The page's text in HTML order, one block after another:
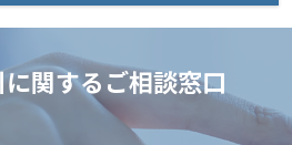
関するご相談窓口